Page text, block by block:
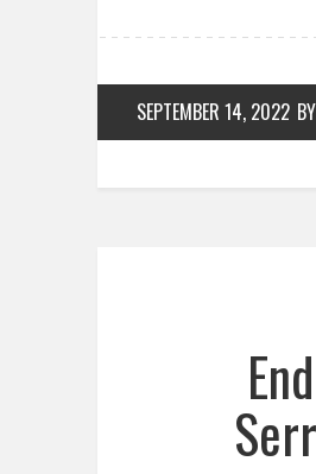
SEPTEMBER 14, 2022